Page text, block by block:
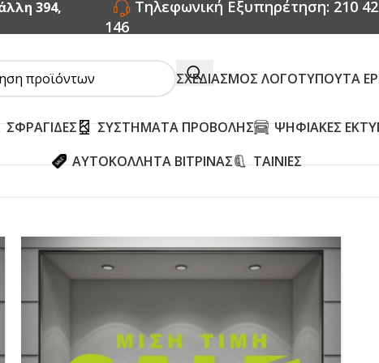
394,
Τηλεφωνική Εξυπηρέτηση: 210
146
ΣΧΕΔΙΑΣΜΟΣ ΛΟΓΟΤΥΠΟΥΤΑ
ΣΦΡΑΓΙΔΕΣ ΣΥΣΤΗΜΑΤΑ ΠΡΟΒΟΛΗΣ ΨΗΦΙΑΚΕΣ
ΑΥΤΟΚΟΛΛΗΤΑ ΒΙΤΡΙΝΑΣ
ΤΑΙΝΙΕΣ